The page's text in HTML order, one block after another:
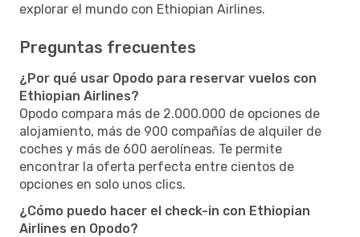
explorar el mundo con Ethiopian Airlines.
Preguntas frecuentes
¿Por qué usar Opodo para reservar vuelos con
Ethiopian Airlines?
Opodo compara más de 2.000.000 de opciones de
alojamiento, más de 900 compañías de alquiler de
coches y más de 600 aerolíneas. Te permite
encontrar la oferta perfecta entre cientos de
opciones en solo unos clics.
¿Cómo puedo hacer el check-in con Ethiopian
Airlines en Opodo?